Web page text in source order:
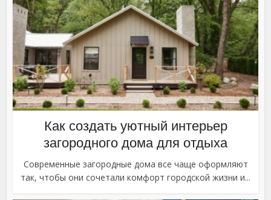
Как создать уютный интерьер
загородного дома для отдыха
Современные загородные дома все чаще оформляют
так, чтобы они сочетали комфорт городской жизни и...